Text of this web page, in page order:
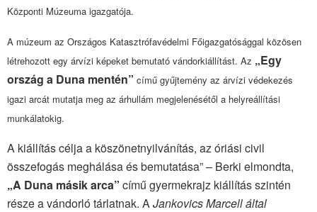
Központi Múzeuma igazgatója.
A múzeum az Országos Katasztrófavédelmi Főigazgatósággal közösen
létrehozott egy árvízi képeket bemutató vándorkiállítást. Az „Egy
ország a Duna mentén” című gyűjtemény az árvízi védekezés
igazi arcát mutatja meg az árhullám megjelenésétől a helyreállítási
munkálatokig.
A kiállítás célja a köszönetnyilvánítás, az óriási civil
összefogás meghálása és bemutatása” – Berki elmondta,
„A Duna másik arca” című gyermekrajz kiállítás szintén
része a vándorló tárlatnak. AJankovics Marcell által